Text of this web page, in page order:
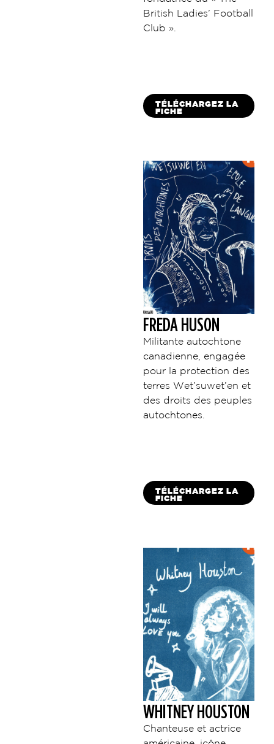
British Ladies’ Football
Club ».
TÉLÉCHARGEZ LA
FICHE
FREDA HUSON
Militante autochtone
canadienne, engagée
pour la protection des
terres Wet’suwet’en et
des droits des peuples
autochtones.
TÉLÉCHARGEZ LA
FICHE
WHITNEY HOUSTON
Chanteuse et actrice